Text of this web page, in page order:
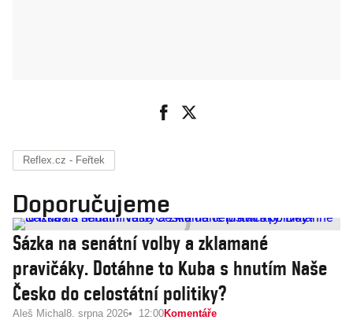
Reflex.cz - Feřtek
Doporučujeme
Sázka na senátní volby a zklamané
pravičáky. Dotáhne to Kuba s hnutím Naše
Česko do celostátní politiky?
Aleš Michal 8. srpna 2026 12:00Komentáře